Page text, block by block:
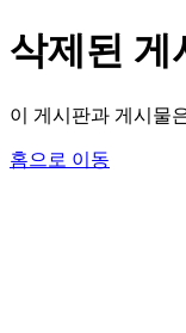
삭제된 게
이 게시판과 게시물
홈으로 이동